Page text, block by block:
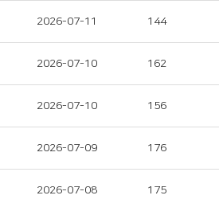
2026-07-11 144
2026-07-10 162
2026-07-10 156
2026-07-09 176
2026-07-08 175